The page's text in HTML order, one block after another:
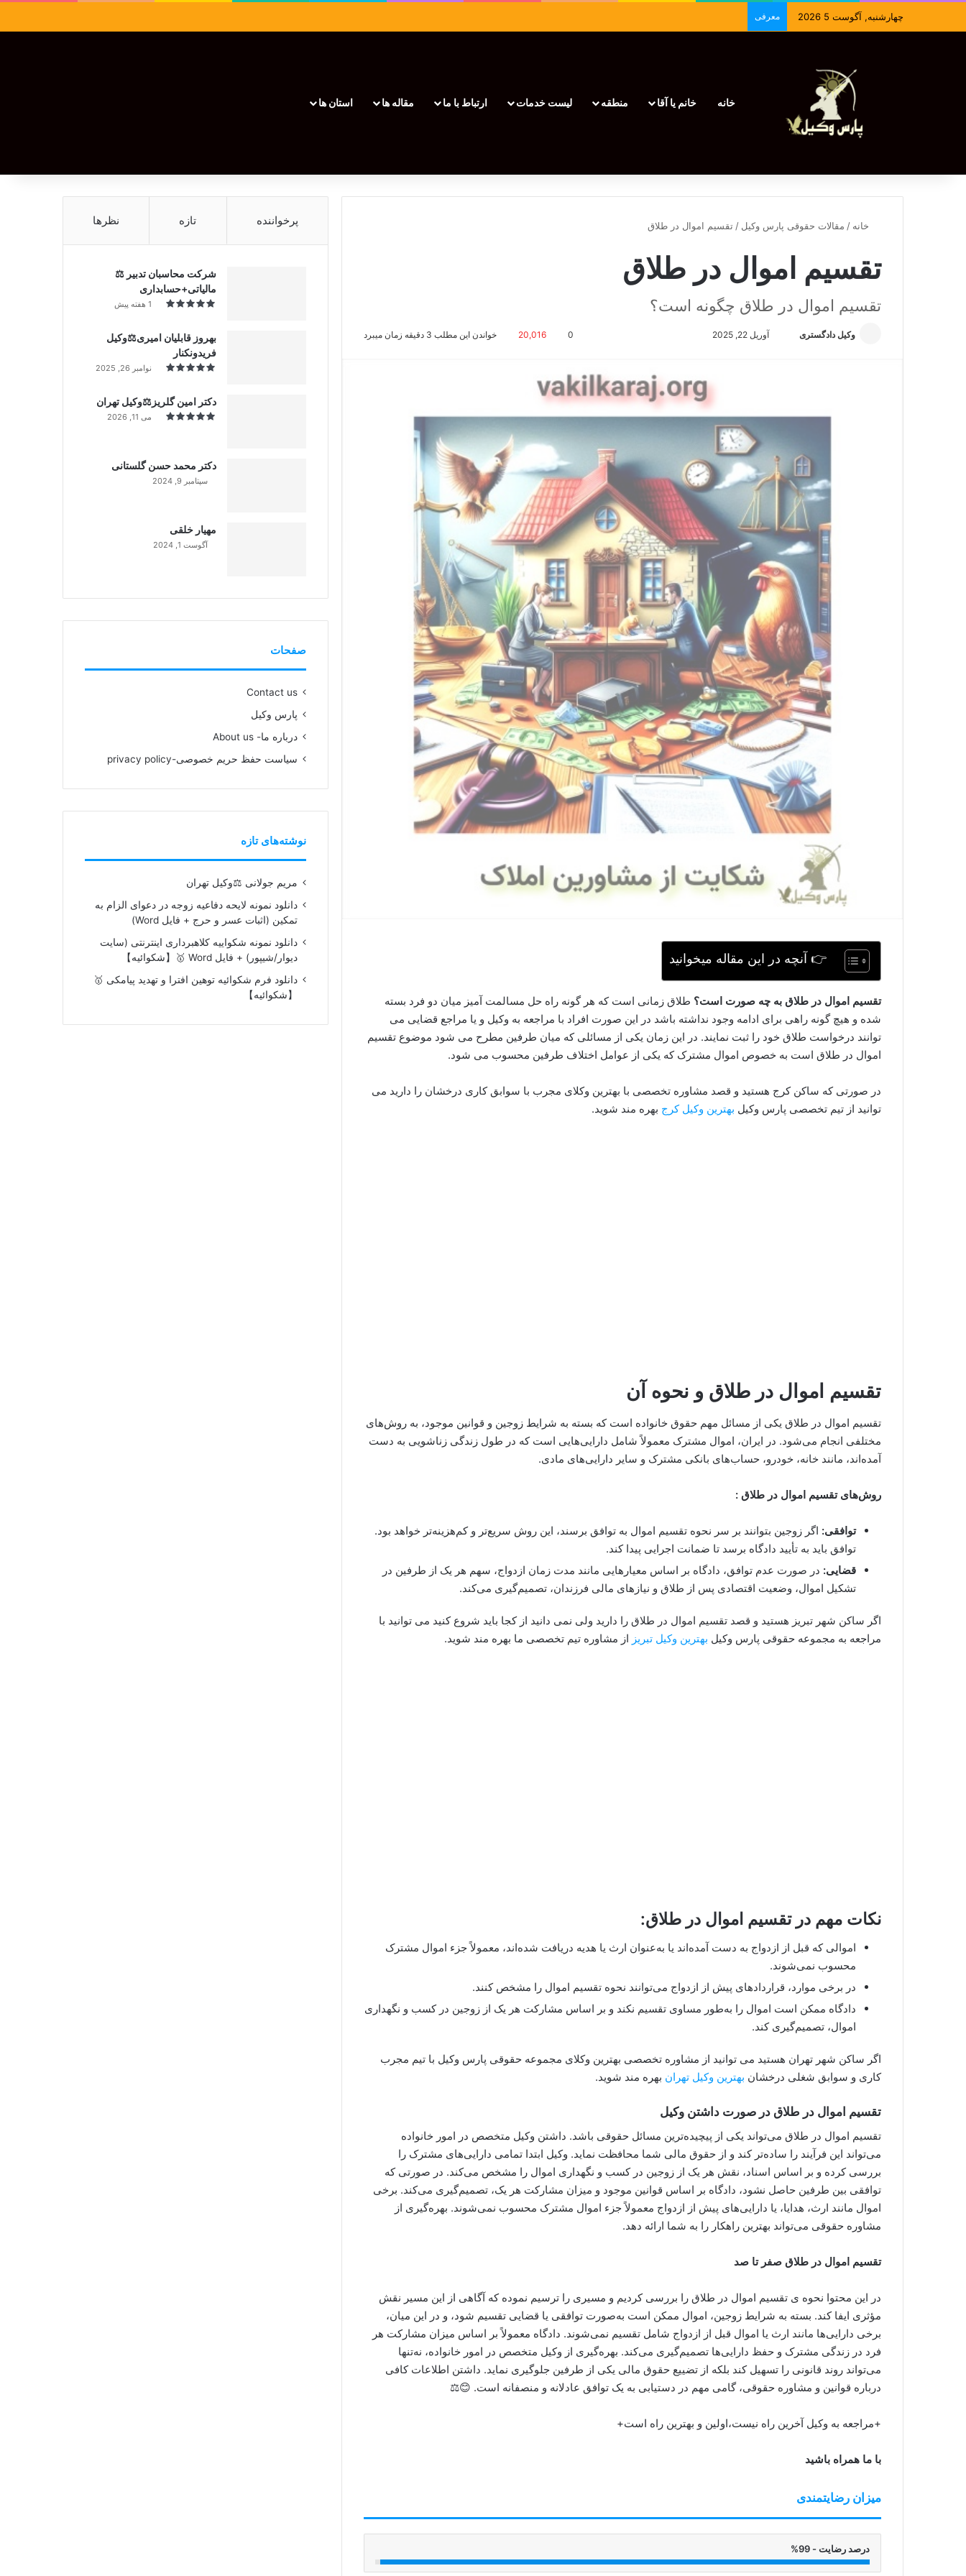
چهارشنبه, آگوست 5 2026 معرفی
خانه خانم یا آقا منطقه لیست خدمات ارتباط با ما مقاله ها استان ها
خانه / مقالات حقوقی پارس وکیل / تقسیم اموال در طلاق
تقسیم اموال در طلاق
تقسیم اموال در طلاق چگونه است؟
وکیل دادگستری
ی
ل
آوریل 22, 2025 0
20,016 خواندن این مطلب 3 دقیقه زمان میبرد
👉 آنچه در این مقاله میخوانید
تقسیم اموال در طلاق به چه صورت است؟ طلاق زمانی است که هر گونه راه حل مسالمت آمیز میان دو فرد بسته
شده و هیچ گونه راهی برای ادامه وجود نداشته باشد در این صورت افراد با مراجعه به وکیل و یا مراجع قضایی می
توانند درخواست طلاق خود را ثبت نمایند. در این زمان یکی از مسائلی که میان طرفین مطرح می شود موضوع تقسیم
اموال در طلاق است به خصوص اموال مشترک که یکی از عوامل اختلاف طرفین محسوب می شود.
در صورتی که ساکن کرج هستید و قصد مشاوره تخصصی با بهترین وکلای مجرب با سوابق کاری درخشان را دارید می
توانید از تیم تخصصی پارس وکیل بهترین وکیل کرج بهره مند شوید.
تقسیم اموال در طلاق و نحوه آن
تقسیم اموال در طلاق یکی از مسائل مهم حقوق خانواده است که بسته به شرایط زوجین و قوانین موجود، به روش‌های
مختلفی انجام می‌شود. در ایران، اموال مشترک معمولاً شامل دارایی‌هایی است که در طول زندگی زناشویی به دست
آمده‌اند، مانند خانه، خودرو، حساب‌های بانکی مشترک و سایر دارایی‌های مادی.
روش‌های تقسیم اموال در طلاق :
توافقی: اگر زوجین بتوانند بر سر نحوه تقسیم اموال به توافق برسند، این روش سریع‌تر و کم‌هزینه‌تر خواهد بود.
توافق باید به تأیید دادگاه برسد تا ضمانت اجرایی پیدا کند.
قضایی: در صورت عدم توافق، دادگاه بر اساس معیارهایی مانند مدت زمان ازدواج، سهم هر یک از طرفین در
تشکیل اموال، وضعیت اقتصادی پس از طلاق و نیازهای مالی فرزندان، تصمیم‌گیری می‌کند.
اگر ساکن شهر تبریز هستید و قصد تقسیم اموال در طلاق را دارید ولی نمی دانید از کجا باید شروع کنید می توانید با
مراجعه به مجموعه حقوقی پارس وکیل بهترین وکیل تبریز از مشاوره تیم تخصصی ما بهره مند شوید.
نکات مهم در تقسیم اموال در طلاق:
اموالی که قبل از ازدواج به دست آمده‌اند یا به‌عنوان ارث یا هدیه دریافت شده‌اند، معمولاً جزء اموال مشترک
محسوب نمی‌شوند.
در برخی موارد، قراردادهای پیش از ازدواج می‌توانند نحوه تقسیم اموال را مشخص کنند.
دادگاه ممکن است اموال را به‌طور مساوی تقسیم نکند و بر اساس مشارکت هر یک از زوجین در کسب و نگهداری
اموال، تصمیم‌گیری کند.
اگر ساکن شهر تهران هستید می توانید از مشاوره تخصصی بهترین وکلای مجموعه حقوقی پارس وکیل با تیم مجرب
کاری و سوابق شغلی درخشان بهترین وکیل تهران بهره مند شوید.
تقسیم اموال در طلاق در صورت داشتن وکیل
تقسیم اموال در طلاق می‌تواند یکی از پیچیده‌ترین مسائل حقوقی باشد. داشتن وکیل متخصص در امور خانواده
می‌تواند این فرآیند را ساده‌تر کند و از حقوق مالی شما محافظت نماید. وکیل ابتدا تمامی دارایی‌های مشترک را
بررسی کرده و بر اساس اسناد، نقش هر یک از زوجین در کسب و نگهداری اموال را مشخص می‌کند. در صورتی که
توافقی بین طرفین حاصل نشود، دادگاه بر اساس قوانین موجود و میزان مشارکت هر یک، تصمیم‌گیری می‌کند. برخی
اموال مانند ارث، هدایا، یا دارایی‌های پیش از ازدواج معمولاً جزء اموال مشترک محسوب نمی‌شوند. بهره‌گیری از
مشاوره حقوقی می‌تواند بهترین راهکار را به شما ارائه دهد.
تقسیم اموال در طلاق صفر تا صد
در این محتوا نحوه ی تقسیم اموال در طلاق را بررسی کردیم و مسیری را ترسیم نموده که آگاهی از این مسیر نقش
مؤثری ایفا کند. بسته به شرایط زوجین، اموال ممکن است به‌صورت توافقی یا قضایی تقسیم شود، و در این میان،
برخی دارایی‌ها مانند ارث یا اموال قبل از ازدواج شامل تقسیم نمی‌شوند. دادگاه معمولاً بر اساس میزان مشارکت هر
فرد در زندگی مشترک و حفظ دارایی‌ها تصمیم‌گیری می‌کند. بهره‌گیری از وکیل متخصص در امور خانواده، نه‌تنها
می‌تواند روند قانونی را تسهیل کند بلکه از تضییع حقوق مالی یکی از طرفین جلوگیری نماید. داشتن اطلاعات کافی
درباره قوانین و مشاوره حقوقی، گامی مهم در دستیابی به یک توافق عادلانه و منصفانه است. 😊⚖️
+مراجعه به وکیل آخرین راه نیست،اولین و بهترین راه است+
با ما همراه باشید
میزان رضایتمندی
درصد رضایت - 99%
پرخواننده تازه نظرها
شرکت محاسبان تدبیر ⚖️
مالیاتی+حسابداری
1 هفته پیش
بهروز قابلیان امیری⚖️وکیل
فریدونکنار
نوامبر 26, 2025
دکتر امین گلریز⚖️وکیل تهران
می 11, 2026
دکتر محمد حسن گلستانی
سپتامبر 9, 2024
مهیار خلقی
آگوست 1, 2024
صفحات
Contact us
پارس وکیل
درباره ما- About us
سیاست حفظ حریم خصوصی-privacy policy
نوشته‌های تازه
مریم جولانی ⚖️وکیل تهران
دانلود نمونه لایحه دفاعیه زوجه در دعوای الزام به
تمکین (اثبات عسر و حرج + فایل Word)
دانلود نمونه شکواییه کلاهبرداری اینترنتی (سایت
دیوار/شیپور) + فایل Word 🥇【شکوائیه】
دانلود فرم شکوائیه توهین افترا و تهدید پیامکی 🥇
【شکوائیه】